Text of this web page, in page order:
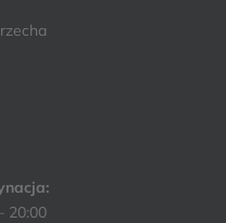
20:00